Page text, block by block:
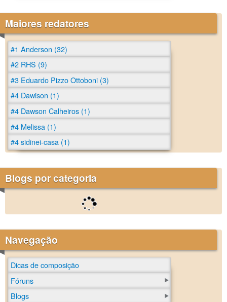
Maiores redatores
#1 Anderson (32)
#2 RHS (9)
#3 Eduardo Pizzo Ottoboni (3)
#4 Dawison (1)
#4 Dawson Calheiros (1)
#4 Melissa (1)
#4 sidinei-casa (1)
Blogs por categoria
Navegação
Dicas de composição
Fóruns
Blogs